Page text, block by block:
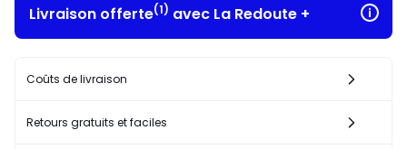
Livraison offerte(1) avec La Redoute +
Coûts de livraison
Retours gratuits et faciles